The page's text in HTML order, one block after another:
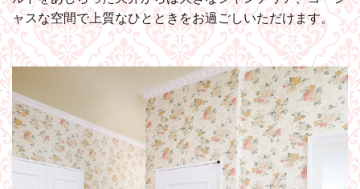
ャスな空間で上質なひとときをお過ごしいただけます。